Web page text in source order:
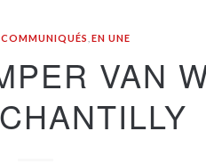
COMMUNIQUÉS ,EN UNE
VAN